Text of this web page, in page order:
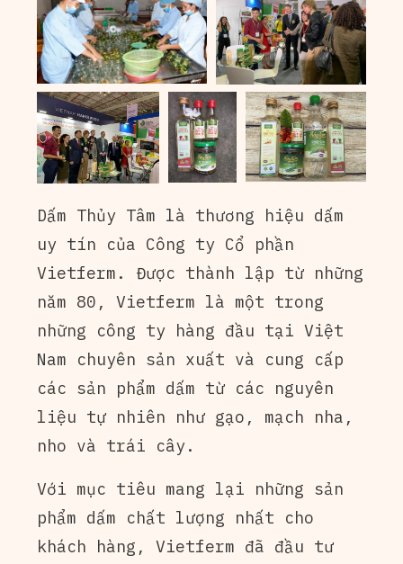
Dấm Thủy Tâm là thương hiệu dấm
uy tín của Công ty Cổ phần
Vietferm. Được thành lập từ những
năm 80, Vietferm là một trong
những công ty hàng đầu tại Việt
Nam chuyên sản xuất và cung cấp
các sản phẩm dấm từ các nguyên
liệu tự nhiên như gạo, mạch nha,
nho và trái cây.
Với mục tiêu mang lại những sản
phẩm dấm chất lượng nhất cho
khách hàng, Vietferm đã đầu tư